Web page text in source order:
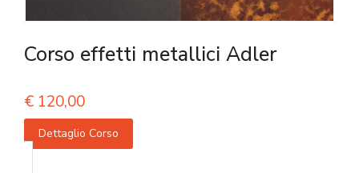
Corso effetti metallici Adler
€ 120,00
Dettaglio Corso